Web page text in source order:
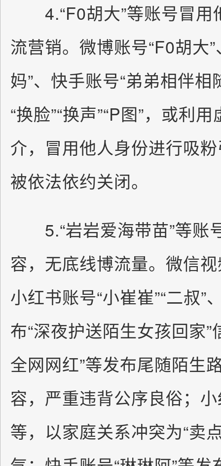
4.“F0胡大”等账号冒用
流营销。微博账号“F0胡大
妈”、快手账号“弟弟相伴
“换脸”“换声”“P图”，或利
介，冒用他人身份进行吸
被依法依约关闭。
5.“岩岩爱海带苗”等账
容，无底线博流量。微信
小红书账号“小崔崔”“二叔”
布“深夜护送陌生女孩回家
全网网红”等发布尾随陌生
容，严重违背公序良俗；
等，以家庭关系冲突为“卖